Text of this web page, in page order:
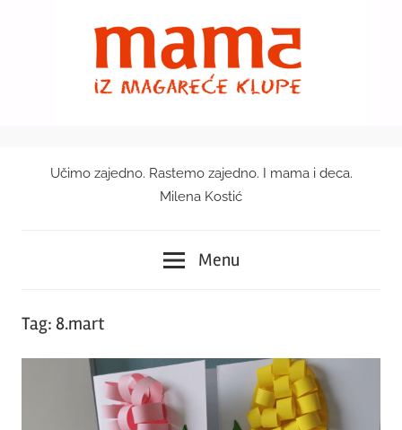
Mama
magareće
klupe
Učimo zajedno. Rastemo zajedno. I mama i deca.
Milena Kostić
Menu
Tag: 8.mart